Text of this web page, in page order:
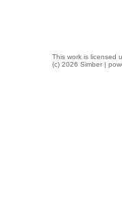
This work is licensed
(c) 2026 Simber |